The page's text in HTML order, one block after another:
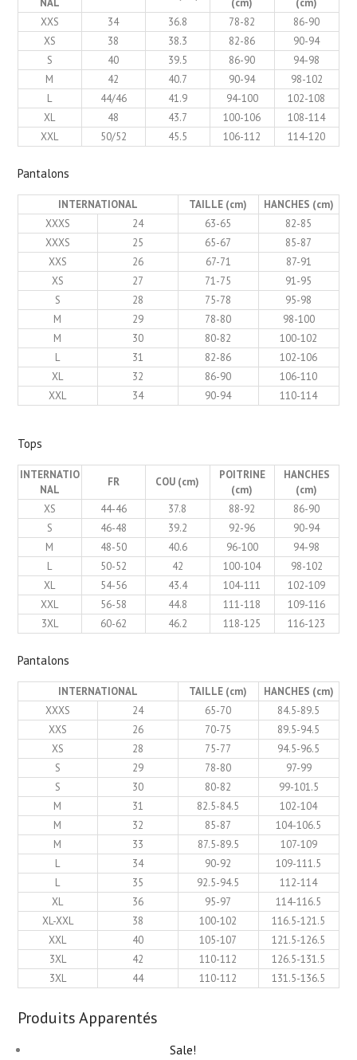
NAL (cm)
(cm)
XXS
34 36.8 78-82
86-90
XS
38 38.3 82-86
90-94
S
40 39.5 86-90
94-98
M
42 40.7 90-94
98-102
L
44/46 41.9 94-100
102-108
XL
48 43.7 100-106
108-114
XXL
50/52 45.5 106-112 114-120
Pantalons
INTERNATIONAL TAILLE (cm)
HANCHES (cm)
XXXS
24 63-65
82-85
XXXS
25 65-67
85-87
XXS
26 67-71
87-91
XS
27 71-75
91-95
S
28 75-78
95-98
M
29 78-80
98-100
M
30 80-82
100-102
L
31 82-86
102-106
XL
32 86-90
106-110
XXL
34 90-94 110-114
Tops
INTERNATIO
NAL
FR COU (cm)
POITRINE
(cm)
HANCHES
(cm)
XS
44-46 37.8 88-92
86-90
S
46-48 39.2 92-96
90-94
M
48-50 40.6 96-100
94-98
L
50-52 42 100-104
98-102
XL
54-56 43.4 104-111
102-109
XXL
56-58 44.8 111-118
109-116
3XL
60-62 46.2 118-125 116-123
Pantalons
INTERNATIONAL TAILLE (cm)
HANCHES (cm)
XXXS
24 65-70
84.5-89.5
XXS
26 70-75
89.5-94.5
XS
28 75-77
94.5-96.5
S
29 78-80
97-99
S
30 80-82
99-101.5
M
31 82.5-84.5
102-104
M
32 85-87
104-106.5
M
33 87.5-89.5
107-109
L
34 90-92
109-111.5
L
35 92.5-94.5
112-114
XL
36 95-97
114-116.5
XL-XXL
38 100-102
116.5-121.5
XXL
40 105-107
121.5-126.5
3XL
42 110-112
126.5-131.5
3XL
44 110-112 131.5-136.5
Produits Apparentés
Sale!